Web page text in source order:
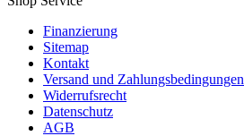
Finanzierung
Sitemap
Kontakt
Versand und Zahlungsbedingungen
Widerrufsrecht
Datenschutz
AGB